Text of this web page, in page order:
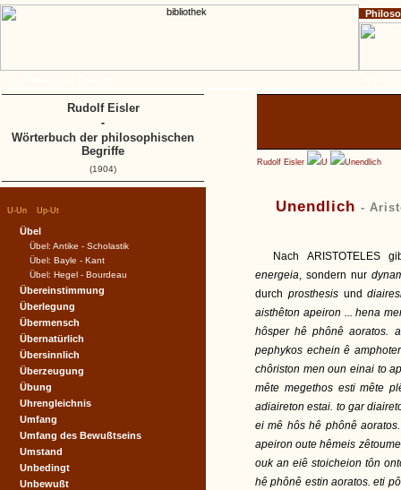
Rudolf Eisler U Unendlich
Unendlich -
Nach ARISTOTELES
energeia, sondern nur
durch prosthesis und
aisthêton apeiron ... hena
hôsper hê phônê aoratos.
pephykos echein ê
chôriston men oun einai to
mête megethos esti mête
adiaireton estai. to gar
ei mê hôs hê phônê
apeiron oute hêmeis
ouk an eiê stoicheion tôn
hê phônê estin aoratos. eti
U-Un Up-Ut
Übel
Übel: Antike - Scholastik
Übel: Bayle - Kant
Übel: Hegel - Bourdeau
Übereinstimmung
Überlegung
Übermensch
Übernatürlich
Übersinnlich
Überzeugung
Übung
Uhrengleichnis
Umfang
Umfang des Bewußtseins
Umstand
Unbedingt
Unbewußt
Rudolf Eisler
-
Wörterbuch der philosophischen
Begriffe
(1904)